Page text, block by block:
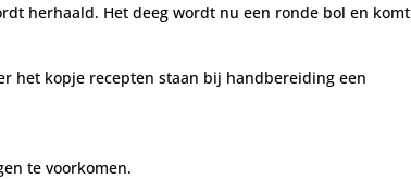
herhaald. Het deeg wordt nu een ronde bol en komt
het kopje recepten staan bij handbereiding een
te voorkomen.